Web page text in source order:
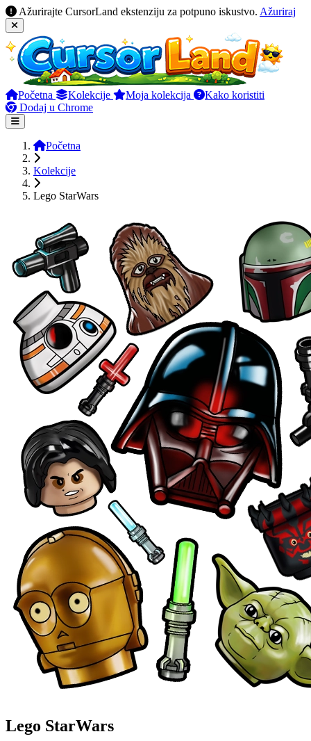
Ažurirajte CursorLand ekstenziju za potpuno iskustvo. Ažuriraj
Početna Kolekcije Moja kolekcija
Kako koristiti
Dodaj u Chrome
Početna
Kolekcije
Lego StarWars
Lego StarWars